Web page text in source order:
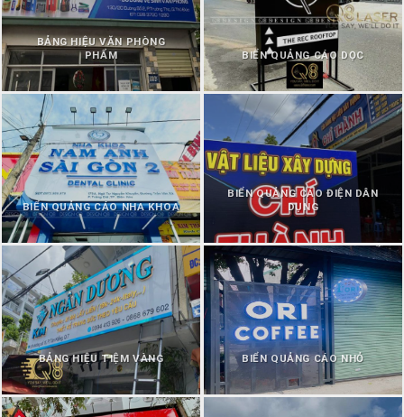
BẢNG HIỆU VĂN PHÒNG
PHẨM
BIỂN QUẢNG CÁO DỌC
BIỂN QUẢNG CÁO NHA KHOA
BIỂN QUẢNG CÁO ĐIỆN DÂN
DỤNG
BẢNG HIỆU TIỆM VÀNG BIỂN QUẢNG CÁO NHỎ